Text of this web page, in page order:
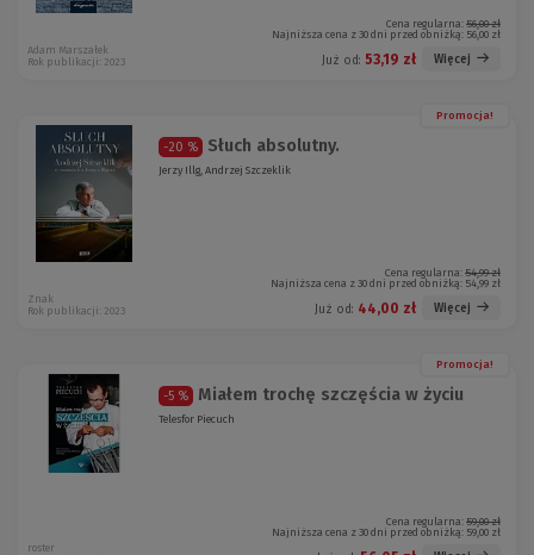
Cena regularna: 56,00 zł
Najniższa cena z 30 dni przed obniżką: 56,00 zł
Już od: 53,19 zł Więcej
Adam Marszałek
Rok publikacji: 2023
Promocja!
-20 % Słuch absolutny.
Jerzy Illg, Andrzej Szczeklik
Cena regularna: 54,99 zł
Najniższa cena z 30 dni przed obniżką: 54,99 zł
Już od: 44,00 zł Więcej
Znak
Rok publikacji: 2023
Promocja!
-5 % Miałem trochę szczęścia w życiu
Telesfor Piecuch
Cena regularna: 59,00 zł
Najniższa cena z 30 dni przed obniżką: 59,00 zł
roster